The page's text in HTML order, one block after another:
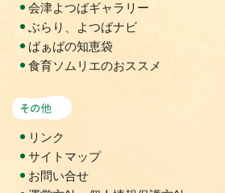
会津よつばギャラリー
ぶらり、よつばナビ
ばぁばの知恵袋
食育ソムリエのおススメ
リンク
サイトマップ
お問い合せ